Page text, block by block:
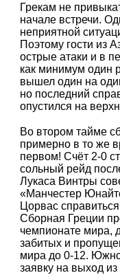
Грекам не
начале встречи.
неприятной
Поэтому гости из
острые атаки и в
как минимум один
вышел один на
но последний
опустился на
Во втором тайме
примерно в то же
первом! Счёт 2-0
сольный рейд
Лукаса Винтры
«Манчестер
Цорвас
Сборная Греции
чемпионате мира,
забитых и
мира до 0-12.
заявку на выход из